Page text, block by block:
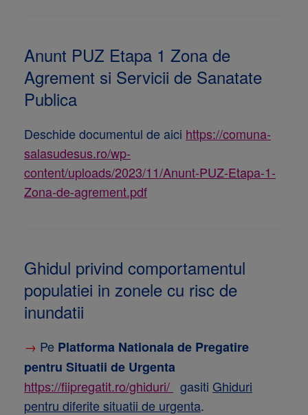
Anunt PUZ Etapa 1 Zona de
Agrement si Servicii de Sanatate
Publica
Deschide documentul de aici https://comuna-
salasudesus.ro/wp-
content/uploads/2023/11/Anunt-PUZ-Etapa-1-
Zona-de-agrement.pdf
Ghidul privind comportamentul
populatiei in zonele cu risc de
inundatii
→ Pe Platforma Nationala de Pregatire
pentru Situatii de Urgenta
https://fiipregatit.ro/ghiduri/ gasiti Ghiduri
pentru diferite situatii de urgenta.